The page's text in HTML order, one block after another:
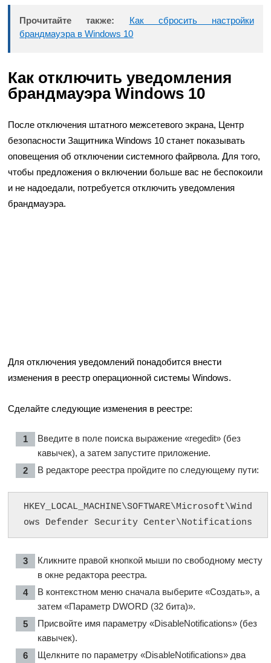
Прочитайте также:
Как сбросить настройки
брандмауэра в Windows 10
Как отключить уведомления
брандмауэра Windows 10
После отключения штатного межсетевого экрана, Центр
безопасности Защитника Windows 10 станет показывать
оповещения об отключении системного файрвола. Для того,
чтобы предложения о включении больше вас не беспокоили
и не надоедали, потребуется отключить уведомления
брандмауэра.
Для отключения уведомлений понадобится внести
изменения в реестр операционной системы Windows.
Сделайте следующие изменения в реестре:
Введите в поле поиска выражение «regedit» (без
кавычек), а затем запустите приложение.
В редакторе реестра пройдите по следующему пути:
HKEY_LOCAL_MACHINE\SOFTWARE\Microsoft\Wind
ows Defender Security Center\Notifications
Кликните правой кнопкой мыши по свободному месту
в окне редактора реестра.
В контекстном меню сначала выберите «Создать», а
затем «Параметр DWORD (32 бита)».
Присвойте имя параметру «DisableNotifications» (без
кавычек).
Щелкните по параметру «DisableNotifications» два